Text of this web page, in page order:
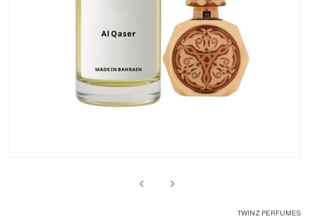
TWINZ PERFUMES